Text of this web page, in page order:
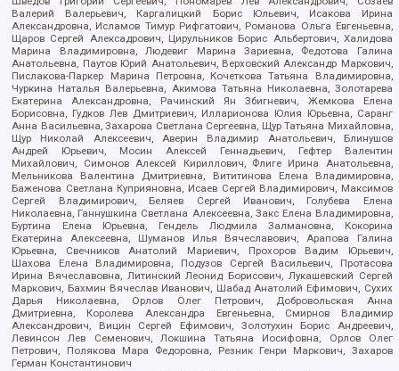
Валерий Валерьевич, Каргалицкий Борис Юльевич, Исакова Ирина
Александровна, Исламов Тимур Рифгатович, Романова Ольга Евгеньевна,
Щаров Сергей Алексадрович, Цирульников Борис Альбертович, Халидова
Марина Владимировна, Людевиг Марина Зариевна, Федотова Галина
Анатольевна, Паутов Юрий Анатольевич, Верховский Александр Маркович,
Пислакова-Паркер Марина Петровна, Кочеткова Татьяна Владимировна,
Чуркина Наталья Валерьевна, Акимова Татьяна Николаевна, Золотарева
Екатерина Александровна, Рачинский Ян Збигневич, Жемкова Елена
Борисовна, Гудков Лев Дмитриевич, Илларионова Юлия Юрьевна, Саранг
Анна Васильевна, Захарова Светлана Сергеевна, Щур Татьяна Михайловна,
Щур Николай Алексеевич, Аверин Владимир Анатольевич, Блинушов
Андрей Юрьевич, Мосин Алексей Геннадьевич, Гефтер Валентин
Михайлович, Симонов Алексей Кириллович, Флиге Ирина Анатольевна,
Мельникова Валентина Дмитриевна, Вититинова Елена Владимировна,
Баженова Светлана Куприяновна, Исаев Сергей Владимирович, Максимов
Сергей Владимирович, Беляев Сергей Иванович, Голубева Елена
Николаевна, Ганнушкина Светлана Алексеевна, Закс Елена Владимировна,
Буртина Елена Юрьевна, Гендель Людмила Залмановна, Кокорина
Екатерина Алексеевна, Шуманов Илья Вячеславович, Арапова Галина
Юрьевна, Свечников Анатолий Мариевич, Прохоров Вадим Юрьевич,
Шахова Елена Владимировна, Подузов Сергей Васильевич, Протасова
Ирина Вячеславовна, Литинский Леонид Борисович, Лукашевский Сергей
Маркович, Бахмин Вячеслав Иванович, Шабад Анатолий Ефимович, Сухих
Дарья Николаевна, Орлов Олег Петрович, Добровольская Анна
Дмитриевна, Королева Александра Евгеньевна, Смирнов Владимир
Александрович, Вицин Сергей Ефимович, Золотухин Борис Андреевич,
Левинсон Лев Семенович, Локшина Татьяна Иосифовна, Орлов Олег
Петрович, Полякова Мара Федоровна, Резник Генри Маркович, Захаров
Герман Константинович